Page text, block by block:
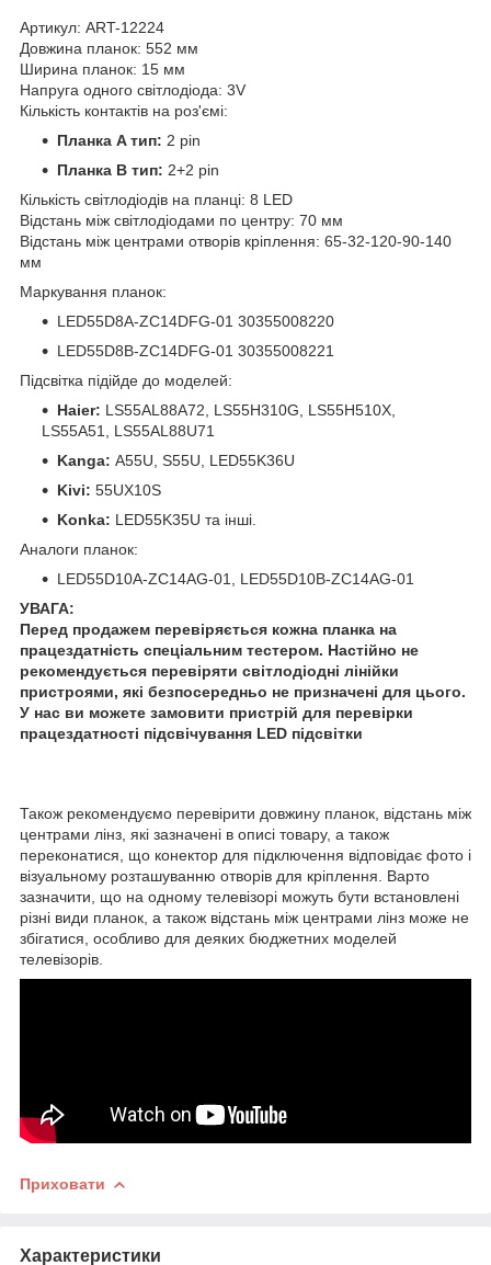
Артикул: ART-12224
Довжина планок: 552 мм
Ширина планок: 15 мм
Напруга одного світлодіода: 3V
Кількість контактів на роз'ємі:
Планка A тип: 2 pin
Планка B тип: 2+2 pin
Кількість світлодіодів на планці: 8 LED
Відстань між світлодіодами по центру: 70 мм
Відстань між центрами отворів кріплення: 65-32-120-90-140
мм
Маркування планок:
LED55D8A-ZC14DFG-01 30355008220
LED55D8B-ZC14DFG-01 30355008221
Підсвітка підійде до моделей:
Haier: LS55AL88A72, LS55H310G, LS55H510X,
LS55A51, LS55AL88U71
Kanga: A55U, S55U, LED55K36U
Kivi: 55UX10S
Konka: LED55K35U та інші.
Аналоги планок:
LED55D10A-ZC14AG-01, LED55D10B-ZC14AG-01
УВАГА:
Перед продажем перевіряється кожна планка на
працездатність спеціальним тестером. Настійно не
рекомендується перевіряти світлодіодні лінійки
пристроями, які безпосередньо не призначені для цього.
У нас ви можете замовити пристрій для перевірки
працездатності підсвічування LED підсвітки
Також рекомендуємо перевірити довжину планок, відстань між
центрами лінз, які зазначені в описі товару, а також
переконатися, що конектор для підключення відповідає фото і
візуальному розташуванню отворів для кріплення. Варто
зазначити, що на одному телевізорі можуть бути встановлені
різні види планок, а також відстань між центрами лінз може не
збігатися, особливо для деяких бюджетних моделей
телевізорів.
Приховати
Характеристики